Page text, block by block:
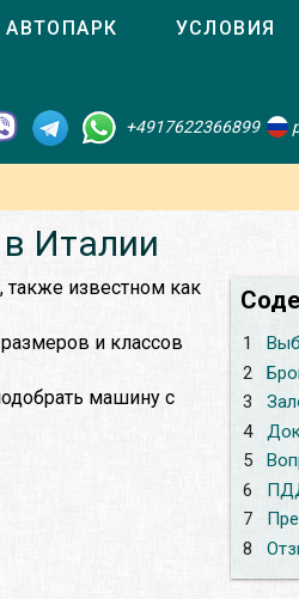
АВТОПАРК УСЛОВИЯ
+4917622366899
Италии
1
2
3
4
5
6
7
8
также известном как
и классов
машину с